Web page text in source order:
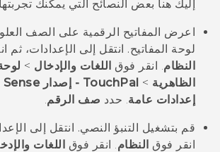
إليك هنا بعض النصائح التي يمكنك
اعرض المفاتيح الرقمية على الصف
لوحة المفاتيح. انتقل إلى الإعدادات، ثم
النظام. انقر فوق اللغات والإدخال >
الظاهرية > TouchPal - إصدار HTC Sense
إعدادات عامة. حدد صف الرقم.
قم بتشغيل التنبؤ النصي. انتقل إلى
انقر فوق النظام. انقر فوق اللغات